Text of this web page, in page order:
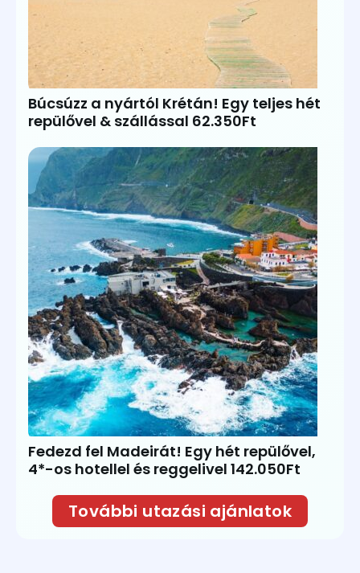
Búcsúzz a nyártól Krétán! Egy teljes hét
repülővel & szállással 62.350Ft
Fedezd fel Madeirát! Egy hét repülővel,
4*-os hotellel és reggelivel 142.050Ft
További utazási ajánlatok